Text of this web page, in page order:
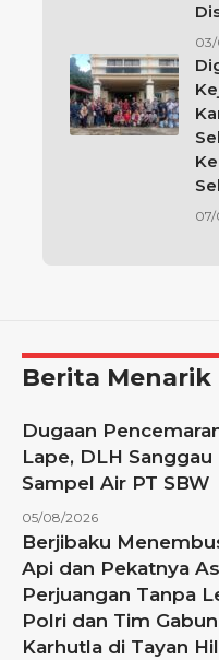
Berita Menarik
Dugaan
Lape, DLH
Sampel Air PT SBW
05/08/2026
Berjibaku
Api dan Pekatnya
Perjuangan Tanpa
Polri dan Tim
Karhutla di Tayan